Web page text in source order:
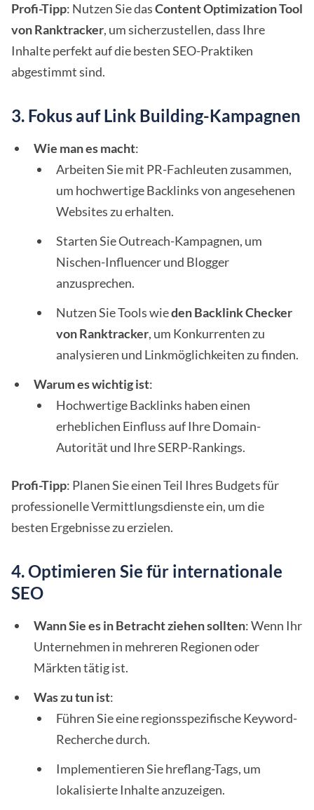
Profi-Tipp: Nutzen Sie dasContent Optimization Tool
von Ranktracker, um sicherzustellen, dass Ihre
Inhalte perfekt auf die besten SEO-Praktiken
abgestimmt sind.
3. Fokus auf Link Building-Kampagnen
Wie man es macht:
Arbeiten Sie mit PR-Fachleuten zusammen,
um hochwertige Backlinks von angesehenen
Websites zu erhalten.
Starten Sie Outreach-Kampagnen, um
Nischen-Influencer und Blogger
anzusprechen.
Nutzen Sie Tools wieden Backlink Checker
von Ranktracker, um Konkurrenten zu
analysieren und Linkmöglichkeiten zu finden.
Warum es wichtig ist:
Hochwertige Backlinks haben einen
erheblichen Einfluss auf Ihre Domain-
Autorität und Ihre SERP-Rankings.
Profi-Tipp: Planen Sie einen Teil Ihres Budgets für
professionelle Vermittlungsdienste ein, um die
besten Ergebnisse zu erzielen.
4. Optimieren Sie für internationale
SEO
Wann Sie es in Betracht ziehen sollten: Wenn Ihr
Unternehmen in mehreren Regionen oder
Märkten tätig ist.
Was zu tun ist:
Führen Sie eine regionsspezifische Keyword-
Recherche durch.
Implementieren Sie hreflang-Tags, um
lokalisierte Inhalte anzuzeigen.